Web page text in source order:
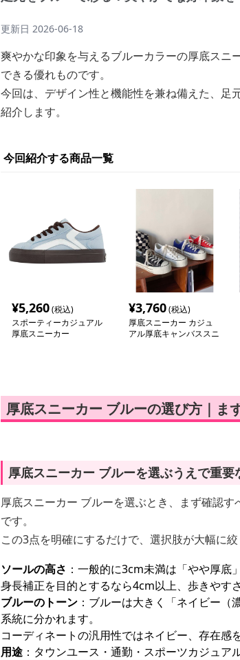
更新日 2026-06-18
爽やかな印象を与えるブルーカラーの厚底スニ
できる優れものです。
今回は、デザイン性と機能性を兼ね備えた、足
紹介します。
今回紹介する商品一覧
¥5,260(税込)
スポーティーカジュアル
厚底スニーカー
¥3,760(税込)
厚底スニーカー カジュ
アル厚底キャンバススニ
厚底スニーカー ブルーの選び方｜ま
厚底スニーカー ブルーを選ぶうえで重要
厚底スニーカー ブルーを選ぶとき、まず確認
です。
この3点を明確にするだけで、選択肢が大幅に絞
ソールの高さ ：一般的に3cm未満は「やや厚底
身長補正を目的とするなら4cm以上、歩きやす
ブルーのトーン ：ブルーは大きく「ネイビー
系統に分かれます。
コーディネートの汎用性ではネイビー、存在感
用途 ：タウンユース・通勤・スポーツカジュア